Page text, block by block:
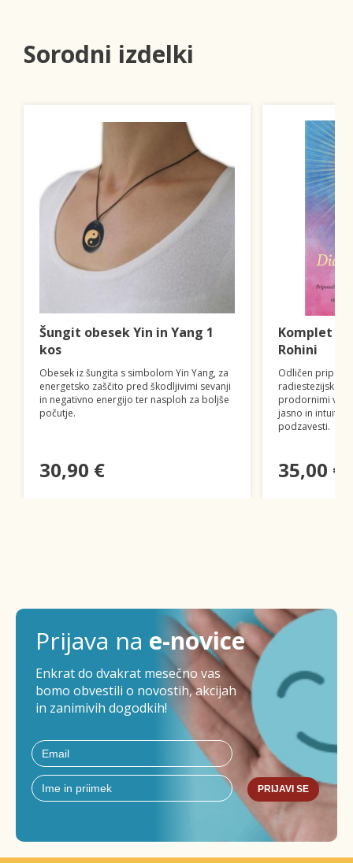
Sorodni izdelki
Šungit obesek Yin in Yang 1
kos
Obesek iz šungita s simbolom Yin Yang, za
energetsko zaščito pred škodljivimi sevanji
in negativno energijo ter nasploh za boljše
počutje.
30,90 €
Komplet
Rohini
Odličen
prodornimi
jasno in
podzavesti.
35,00 €
Prijava na e-novice
Enkrat do dvakrat mesečno vas
bomo obvestili o novostih, akcijah
in zanimivih dogodkih!
PRIJAVI SE